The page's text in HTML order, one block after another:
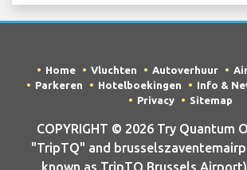
Home Vluchten Autoverhuur
Parkeren
Hotelboekingen Info &
Privacy
Sitemap
COPYRIGHT © 2026 Try Quantum
"TripTQ" and
known as TripTQ Brussels